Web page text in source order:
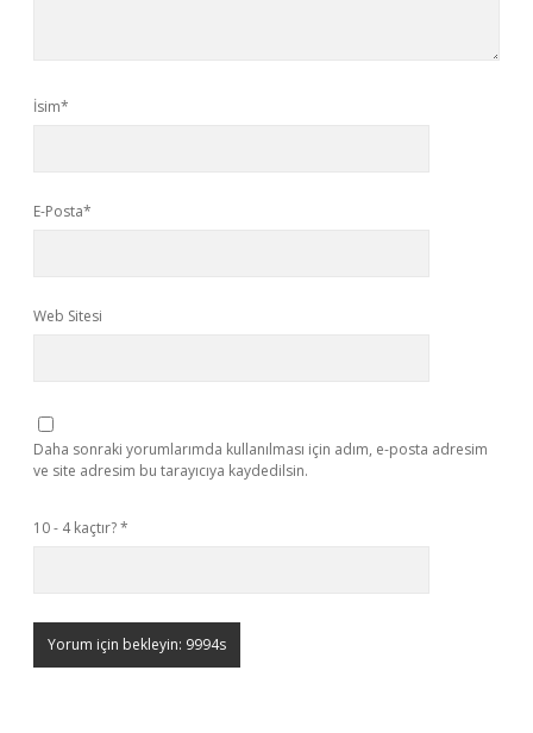
İsim*
E-Posta*
Web Sitesi
Daha sonraki yorumlarımda kullanılması için adım, e-posta adresim
ve site adresim bu tarayıcıya kaydedilsin.
10 - 4 kaçtır?*